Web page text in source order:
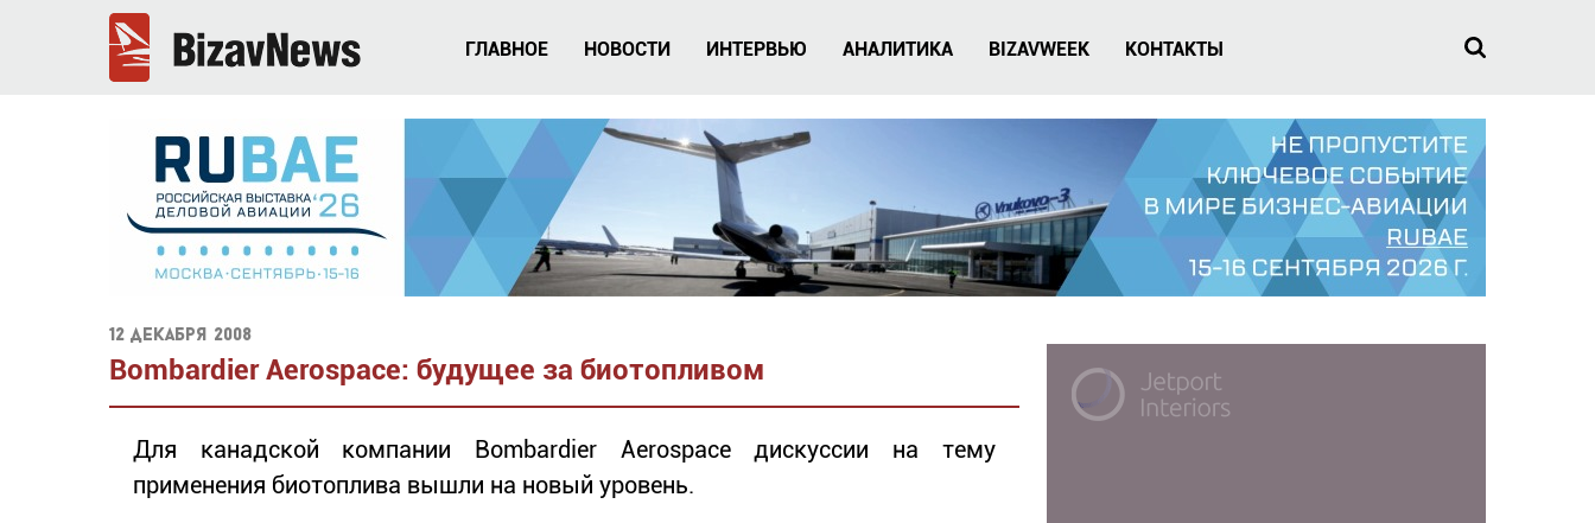
ГЛАВНОЕ НОВОСТИ ИНТЕРВЬЮ АНАЛИТИКА BIZAVWEEK КОНТАКТЫ
12 декабря 2008
Bombardier Aerospace: будущее за биотопливом
Для канадской компании Bombardier Aerospace дискуссии на тему
применения биотоплива вышли на новый уровень.